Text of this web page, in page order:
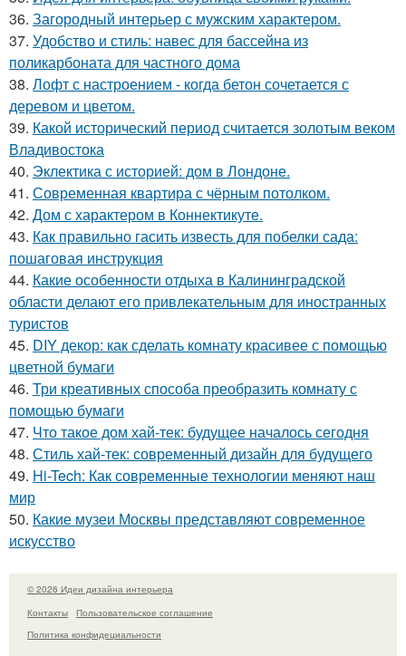
36. Загородный интерьер с мужским характером.
37. Удобство и стиль: навес для бассейна из
поликарбоната для частного дома
38. Лофт с настроением - когда бетон сочетается с
деревом и цветом.
39. Какой исторический период считается золотым веком
Владивостока
40. Эклектика с историей: дом в Лондоне.
41. Современная квартира с чёрным потолком.
42. Дом с характером в Коннектикуте.
43. Как правильно гасить известь для побелки сада:
пошаговая инструкция
44. Какие особенности отдыха в Калининградской
области делают его привлекательным для иностранных
туристов
45. DIY декор: как сделать комнату красивее с помощью
цветной бумаги
46. Три креативных способа преобразить комнату с
помощью бумаги
47. Что такое дом хай-тек: будущее началось сегодня
48. Стиль хай-тек: современный дизайн для будущего
49. Hi-Tech: Как современные технологии меняют наш
мир
50. Какие музеи Москвы представляют современное
искусство
© 2026 Идеи дизайна интерьера
Контакты
Пользовательское соглашение
Политика конфидециальности